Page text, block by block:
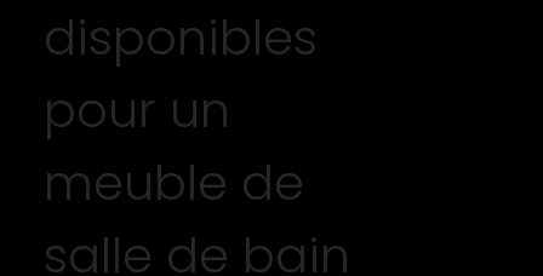
disponibles
pour un
meuble de
salle de bain